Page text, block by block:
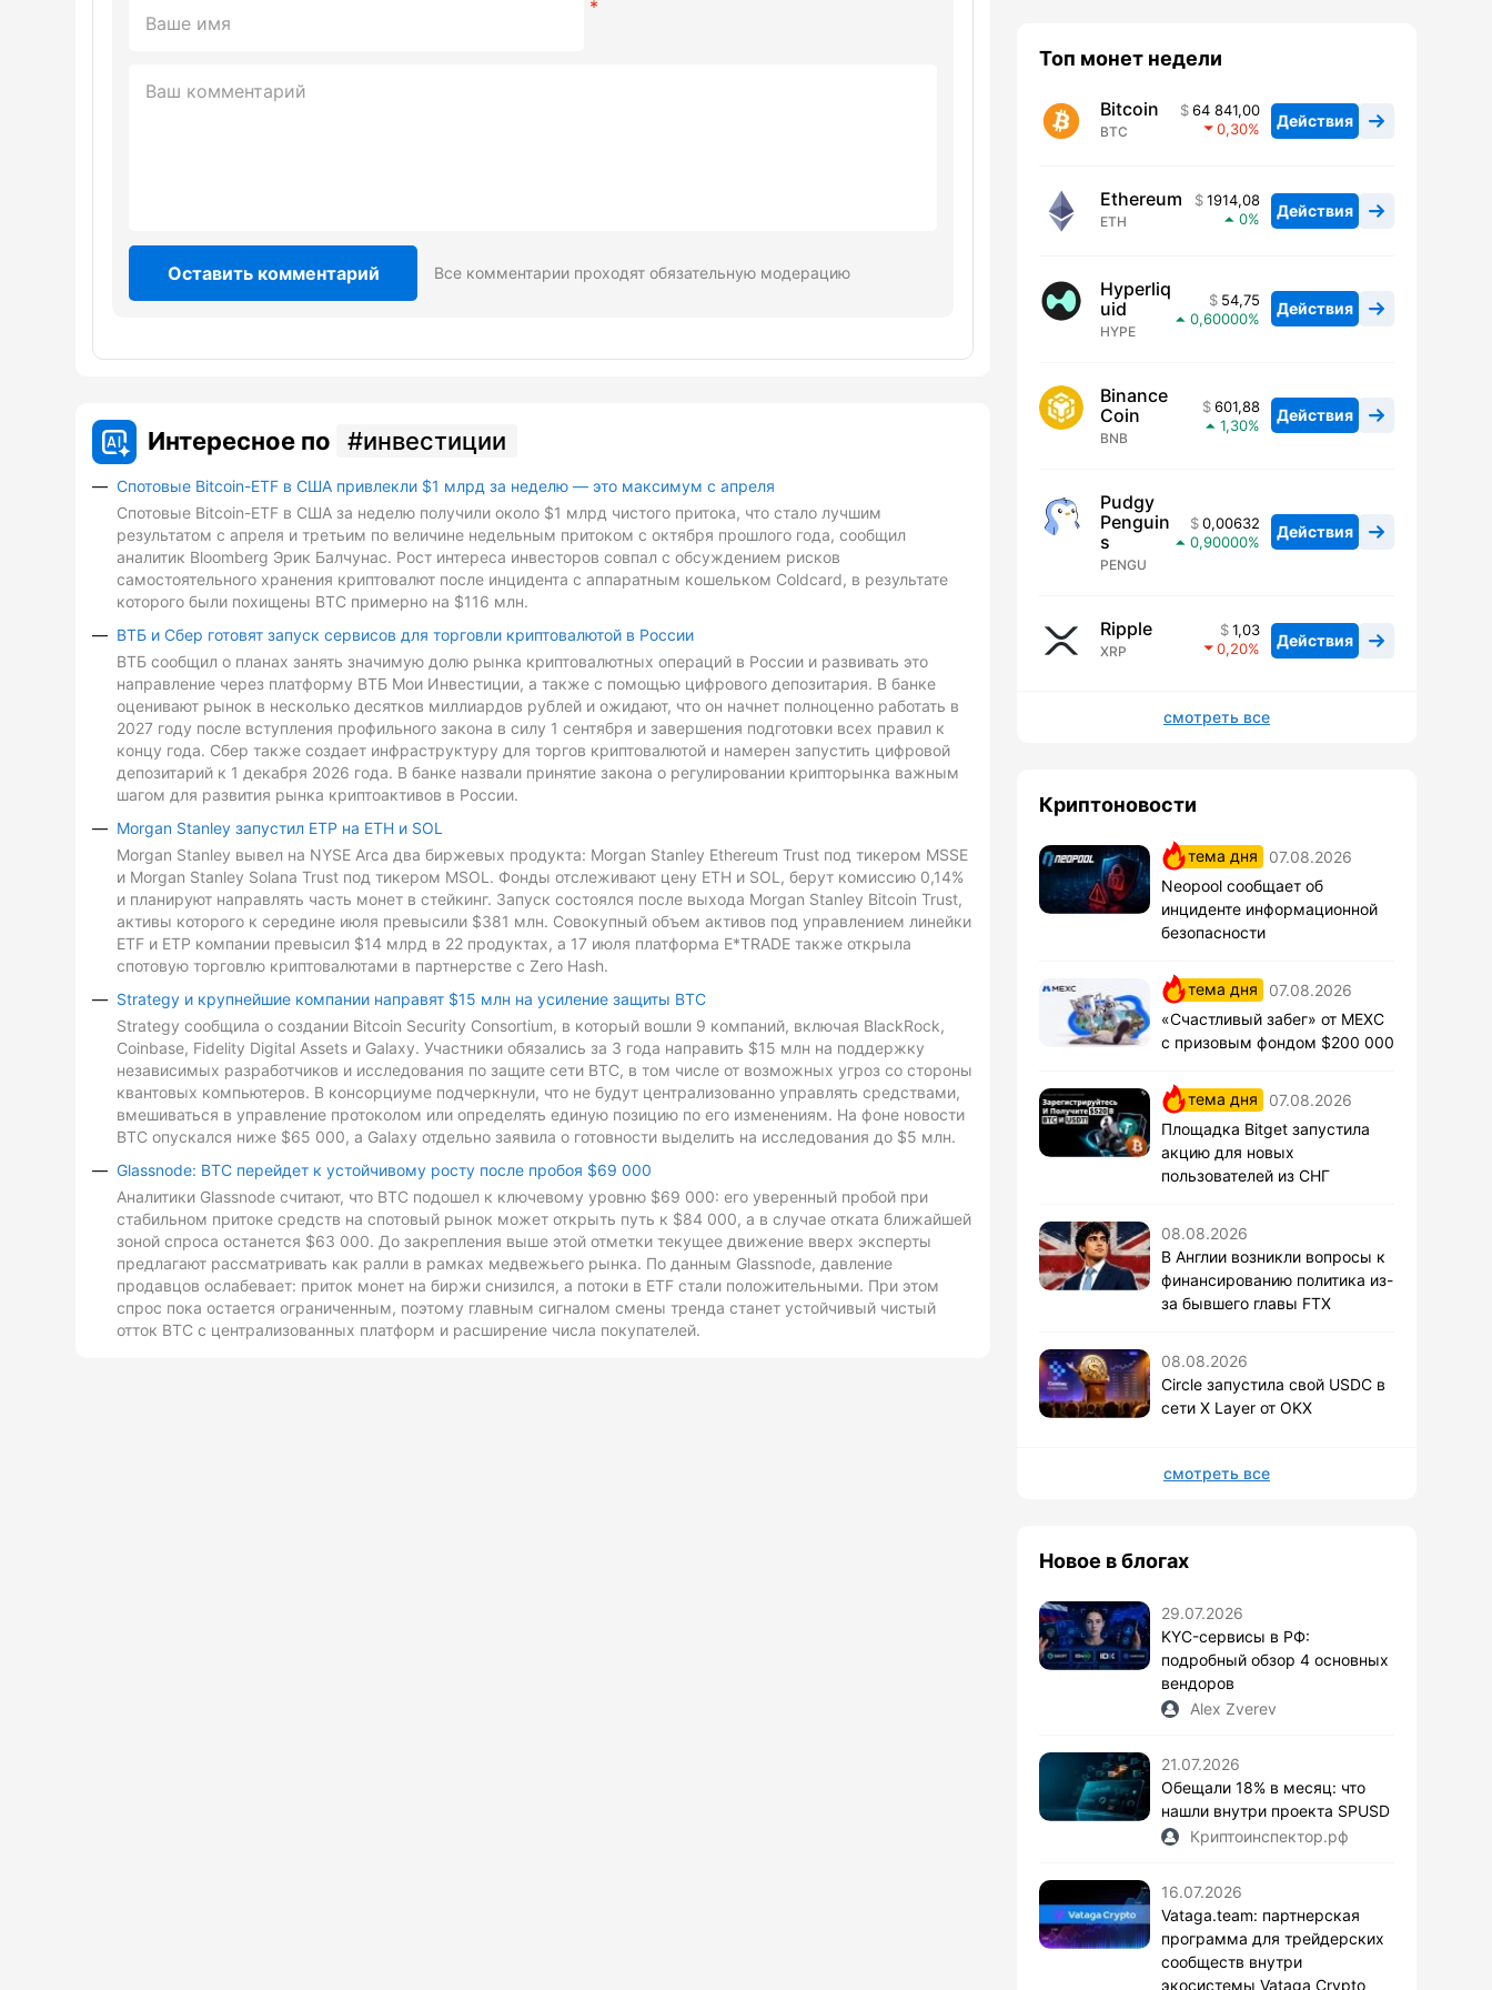
Оставить комментарий Все комментарии проходят обязательную модерацию
Интересное по инвестиции
Спотовые Bitcoin-ETF в США привлекли $1 млрд за неделю — это максимум с апреля
Спотовые Bitcoin-ETF в США за неделю получили около $1 млрд чистого притока, что стало лучшим
результатом с апреля и третьим по величине недельным притоком с октября прошлого года, сообщил
аналитик Bloomberg Эрик Балчунас. Рост интереса инвесторов совпал с обсуждением рисков
самостоятельного хранения криптовалют после инцидента с аппаратным кошельком Coldcard, в результате
которого были похищены BTC примерно на $116 млн.
ВТБ и Сбер готовят запуск сервисов для торговли криптовалютой в России
ВТБ сообщил о планах занять значимую долю рынка криптовалютных операций в России и развивать это
направление через платформу ВТБ Мои Инвестиции, а также с помощью цифрового депозитария. В банке
оценивают рынок в несколько десятков миллиардов рублей и ожидают, что он начнет полноценно работать в
2027 году после вступления профильного закона в силу 1 сентября и завершения подготовки всех правил к
концу года. Сбер также создает инфраструктуру для торгов криптовалютой и намерен запустить цифровой
депозитарий к 1 декабря 2026 года. В банке назвали принятие закона о регулировании крипторынка важным
шагом для развития рынка криптоактивов в России.
Morgan Stanley запустил ETP на ETH и SOL
Morgan Stanley вывел на NYSE Arca два биржевых продукта: Morgan Stanley Ethereum Trust под тикером MSSE
и Morgan Stanley Solana Trust под тикером MSOL. Фонды отслеживают цену ETH и SOL, берут комиссию 0,14%
и планируют направлять часть монет в стейкинг. Запуск состоялся после выхода Morgan Stanley Bitcoin Trust,
активы которого к середине июля превысили $381 млн. Совокупный объем активов под управлением линейки
ETF и ETP компании превысил $14 млрд в 22 продуктах, а 17 июля платформа E*TRADE также открыла
спотовую торговлю криптовалютами в партнерстве с Zero Hash.
Strategy и крупнейшие компании направят $15 млн на усиление защиты BTC
Strategy сообщила о создании Bitcoin Security Consortium, в который вошли 9 компаний, включая BlackRock,
Coinbase, Fidelity Digital Assets и Galaxy. Участники обязались за 3 года направить $15 млн на поддержку
независимых разработчиков и исследования по защите сети BTC, в том числе от возможных угроз со стороны
квантовых компьютеров. В консорциуме подчеркнули, что не будут централизованно управлять средствами,
вмешиваться в управление протоколом или определять единую позицию по его изменениям. На фоне новости
BTC опускался ниже $65 000, а Galaxy отдельно заявила о готовности выделить на исследования до $5 млн.
Glassnode: BTC перейдет к устойчивому росту после пробоя $69 000
Аналитики Glassnode считают, что BTC подошел к ключевому уровню $69 000: его уверенный пробой при
стабильном притоке средств на спотовый рынок может открыть путь к $84 000, а в случае отката ближайшей
зоной спроса останется $63 000. До закрепления выше этой отметки текущее движение вверх эксперты
предлагают рассматривать как ралли в рамках медвежьего рынка. По данным Glassnode, давление
продавцов ослабевает: приток монет на биржи снизился, а потоки в ETF стали положительными. При этом
спрос пока остается ограниченным, поэтому главным сигналом смены тренда станет устойчивый чистый
отток BTC с централизованных платформ и расширение числа покупателей.
Топ монет недели
Bitcoin
BTC
64 841,00
0,30
Действия
Ethereum
ETH
1914,08
0
Действия
Hyperliq
uid
HYPE
54,75
0,60000
Действия
Binance
Coin
BNB
601,88
1,30
Действия
Pudgy
Penguin
s
PENGU
0,00632
0,90000
Действия
Ripple
XRP
1,03
0,20
Действия
смотреть все
Криптоновости
тема дня
07.08.2026
Neopool сообщает об
инциденте информационной
безопасности
тема дня
07.08.2026
«Счастливый забег» от MEXC
с призовым фондом $200 000
тема дня
07.08.2026
Площадка Bitget запустила
акцию для новых
пользователей из СНГ
08.08.2026
В Англии возникли вопросы к
финансированию политика из-
за бывшего главы FTX
08.08.2026
Circle запустила свой USDC в
сети X Layer от OKX
смотреть все
Новое в блогах
29.07.2026
KYC-сервисы в РФ:
подробный обзор 4 основных
вендоров
Alex Zverev
21.07.2026
Обещали 18% в месяц: что
нашли внутри проекта SPUSD
Криптоинспектор.рф
16.07.2026
Vataga.team: партнерская
программа для трейдерских
сообществ внутри
экосистемы Vataga Crypto